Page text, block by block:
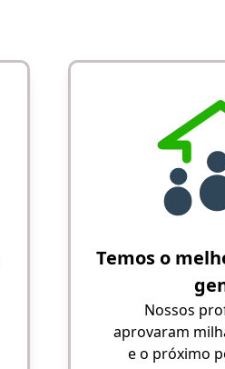
Temos o
Nossos
aprovaram
e o próximo